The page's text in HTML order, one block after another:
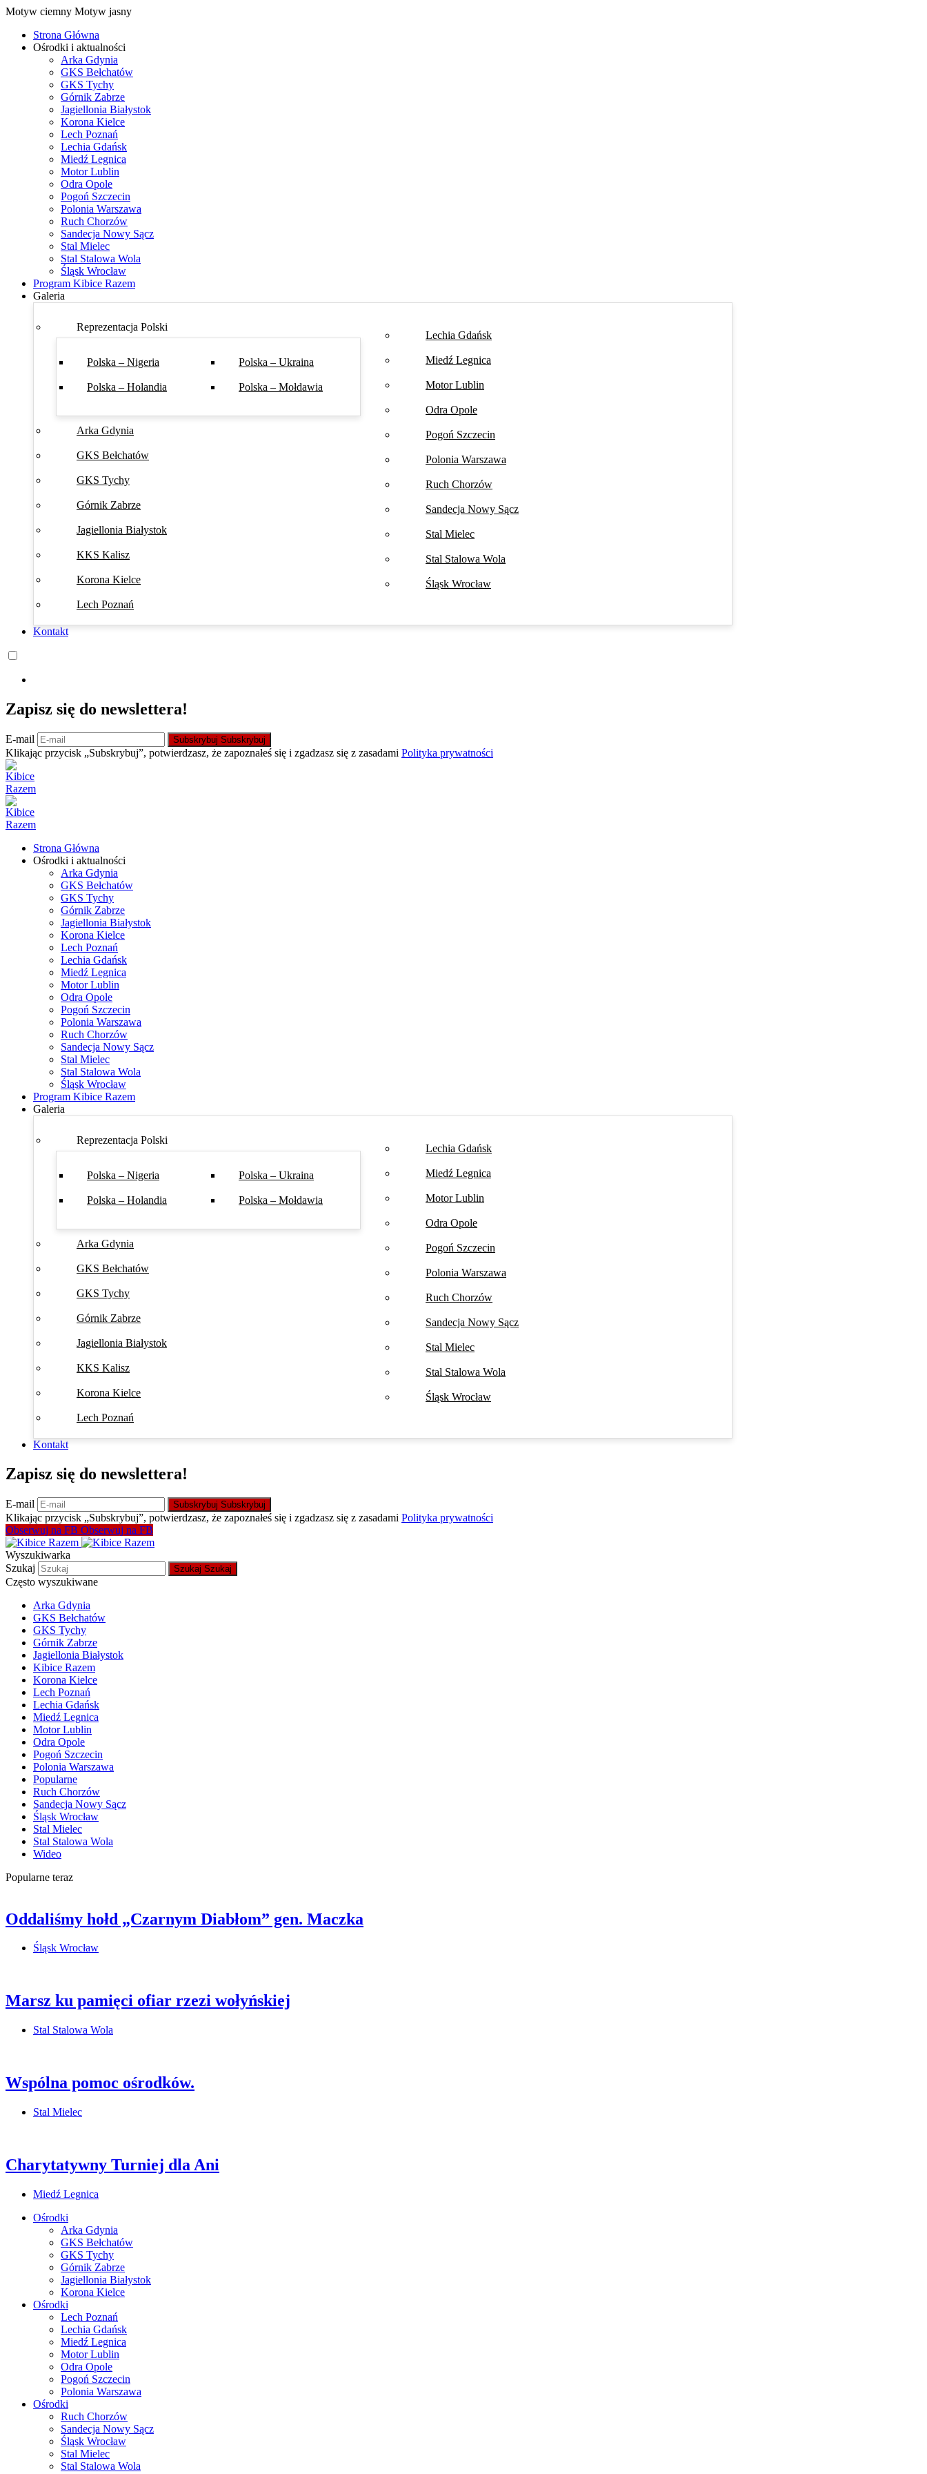
Motyw ciemny Motyw jasny
Strona Główna
Ośrodki i aktualności
Arka Gdynia
GKS Bełchatów
GKS Tychy
Górnik Zabrze
Jagiellonia Białystok
Korona Kielce
Lech Poznań
Lechia Gdańsk
Miedź Legnica
Motor Lublin
Odra Opole
Pogoń Szczecin
Polonia Warszawa
Ruch Chorzów
Sandecja Nowy Sącz
Stal Mielec
Stal Stalowa Wola
Śląsk Wrocław
Program Kibice Razem
Galeria
Reprezentacja Polski
Polska – Nigeria
Polska – Holandia
Polska – Ukraina
Polska – Mołdawia
Arka Gdynia
GKS Bełchatów
GKS Tychy
Górnik Zabrze
Jagiellonia Białystok
KKS Kalisz
Korona Kielce
Lech Poznań
Lechia Gdańsk
Miedź Legnica
Motor Lublin
Odra Opole
Pogoń Szczecin
Polonia Warszawa
Ruch Chorzów
Sandecja Nowy Sącz
Stal Mielec
Stal Stalowa Wola
Śląsk Wrocław
Kontakt
Zapisz się do newslettera!
E-mail Subskrybuj Subskrybuj
Klikając przycisk „Subskrybuj”, potwierdzasz, że zapoznałeś się i zgadzasz się z zasadami Polityka prywatności
Strona Główna
Ośrodki i aktualności
Arka Gdynia
GKS Bełchatów
GKS Tychy
Górnik Zabrze
Jagiellonia Białystok
Korona Kielce
Lech Poznań
Lechia Gdańsk
Miedź Legnica
Motor Lublin
Odra Opole
Pogoń Szczecin
Polonia Warszawa
Ruch Chorzów
Sandecja Nowy Sącz
Stal Mielec
Stal Stalowa Wola
Śląsk Wrocław
Program Kibice Razem
Galeria
Reprezentacja Polski
Polska – Nigeria
Polska – Holandia
Polska – Ukraina
Polska – Mołdawia
Arka Gdynia
GKS Bełchatów
GKS Tychy
Górnik Zabrze
Jagiellonia Białystok
KKS Kalisz
Korona Kielce
Lech Poznań
Lechia Gdańsk
Miedź Legnica
Motor Lublin
Odra Opole
Pogoń Szczecin
Polonia Warszawa
Ruch Chorzów
Sandecja Nowy Sącz
Stal Mielec
Stal Stalowa Wola
Śląsk Wrocław
Kontakt
Zapisz się do newslettera!
E-mail Subskrybuj Subskrybuj
Klikając przycisk „Subskrybuj”, potwierdzasz, że zapoznałeś się i zgadzasz się z zasadami Polityka prywatności
Obserwuj na FB Obserwuj na FB
Wyszukiwarka
Szukaj
Szukaj Szukaj
Często wyszukiwane
Arka Gdynia
GKS Bełchatów
GKS Tychy
Górnik Zabrze
Jagiellonia Białystok
Kibice Razem
Korona Kielce
Lech Poznań
Lechia Gdańsk
Miedź Legnica
Motor Lublin
Odra Opole
Pogoń Szczecin
Polonia Warszawa
Popularne
Ruch Chorzów
Sandecja Nowy Sącz
Śląsk Wrocław
Stal Mielec
Stal Stalowa Wola
Wideo
Popularne teraz
Oddaliśmy hołd „Czarnym Diabłom” gen. Maczka
Śląsk Wrocław
Marsz ku pamięci ofiar rzezi wołyńskiej
Stal Stalowa Wola
Wspólna pomoc ośrodków.
Stal Mielec
Charytatywny Turniej dla Ani
Miedź Legnica
Ośrodki
Arka Gdynia
GKS Bełchatów
GKS Tychy
Górnik Zabrze
Jagiellonia Białystok
Korona Kielce
Ośrodki
Lech Poznań
Lechia Gdańsk
Miedź Legnica
Motor Lublin
Odra Opole
Pogoń Szczecin
Polonia Warszawa
Ośrodki
Ruch Chorzów
Sandecja Nowy Sącz
Śląsk Wrocław
Stal Mielec
Stal Stalowa Wola